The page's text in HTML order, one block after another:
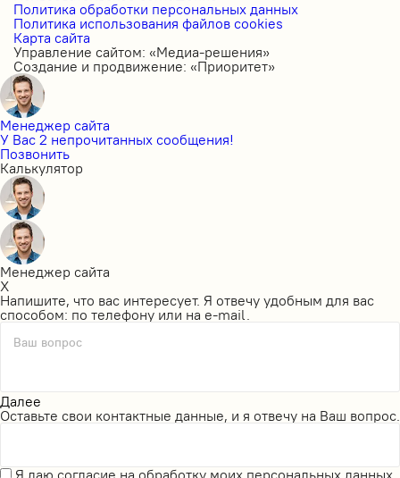
Политика обработки персональных данных
Политика использования файлов cookies
Карта сайта
Управление сайтом: «Медиа-решения»
Создание и продвижение: «Приоритет»
Менеджер сайта
У Вас 2 непрочитанных сообщения!
Позвонить
Калькулятор
Менеджер сайта
X
Напишите, что вас интересует. Я отвечу удобным для вас
способом: по телефону или на e-mail.
Ваш вопрос
Далее
Оставьте свои контактные данные, и я отвечу на Ваш вопрос.
Я даю согласие на обработку моих персональных данных